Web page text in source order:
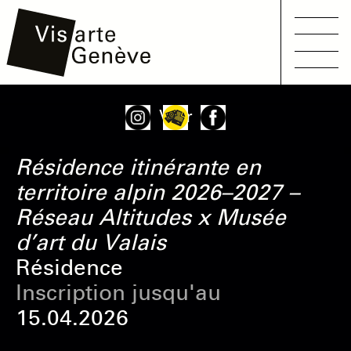
principal
Voir
Résidence itinérante en
territoire alpin 2026–2027 –
Réseau Altitudes x Musée
d’art du Valais
Résidence
Inscription jusqu'au
15.04.2026